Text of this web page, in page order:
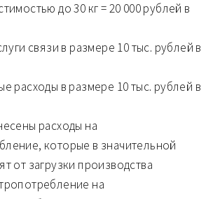
до 30 кг = 20 000 рублей в
связи в размере 10 тыс. рублей в
расходы в размере 10 тыс. рублей в
расходы на
которые в значительной
от загрузки производства
на